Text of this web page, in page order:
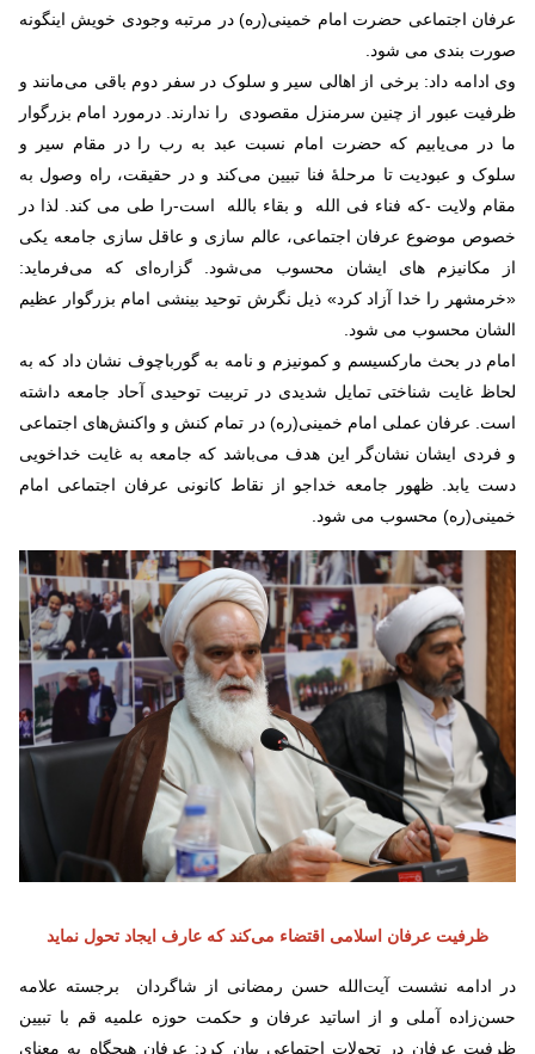
عرفان اجتماعی حضرت امام خمینی(ره) در مرتبه وجودی خویش اینگونه
صورت بندی می شود.
وی ادامه داد: برخی از اهالی سیر و سلوک در سفر دوم باقی می‌مانند و
ظرفیت عبور از چنین سرمنزل مقصودی را ندارند. درمورد امام بزرگوار
ما در می‌یابیم که حضرت امام نسبت عبد به رب را در مقام سیر و
سلوک و عبودیت تا مرحلۀ فنا تبیین می‌کند و در حقیقت، راه وصول به
مقام ولایت -که فناء فی الله و بقاء بالله است-را طی می کند. لذا در
خصوص موضوع عرفان اجتماعی، عالم سازی و عاقل سازی جامعه یکی
از مکانیزم های ایشان محسوب می‌شود. گزاره‌ای که می‌فرماید:
«خرمشهر را خدا آزاد کرد» ذیل نگرش توحید بینشی امام بزرگوار عظیم
الشان محسوب می شود.
امام در بحث مارکسیسم و کمونیزم و نامه به گورباچوف نشان داد که به
لحاظ غایت شناختی تمایل شدیدی در تربیت توحیدی آحاد جامعه داشته
است. عرفان عملی امام خمینی(ره) در تمام کنش و واکنش‌های اجتماعی
و فردی ایشان نشان‌گر این هدف می‌باشد که جامعه به غایت خداخویی
دست یابد. ظهور جامعه خداجو از نقاط کانونی عرفان اجتماعی امام
خمینی(ره) محسوب می شود.
ظرفیت عرفان اسلامی اقتضاء می‌کند که عارف ایجاد تحول نماید
در ادامه نشست آیت‌الله حسن رمضانی از شاگردان برجسته علامه
حسن‌زاده آملی و از اساتید عرفان و حکمت حوزه علمیه قم با تبیین
ظرفیت عرفان در تحولات اجتماعی بیان کرد: عرفان هیچگاه به معنای